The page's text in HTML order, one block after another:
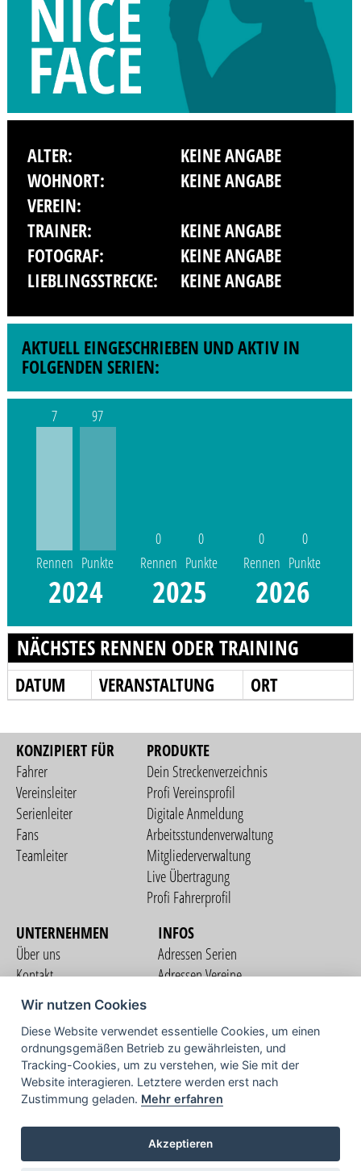
ALTER:
KEINE ANGABE
WOHNORT:
KEINE ANGABE
VEREIN:
TRAINER:
KEINE ANGABE
FOTOGRAF:
KEINE ANGABE
LIEBLINGSSTRECKE:
KEINE ANGABE
AKTUELL EINGESCHRIEBEN UND AKTIV IN
FOLGENDEN SERIEN:
7
Rennen
97
Punkte
2024
0
Rennen
0
Punkte
2025
0
Rennen
0
Punkte
2026
NÄCHSTES RENNEN ODER TRAINING
DATUM VERANSTALTUNG ORT
KONZIPIERT FÜR
Fahrer
Vereinsleiter
Serienleiter
Fans
Teamleiter
PRODUKTE
Dein Streckenverzeichnis
Profi Vereinsprofil
Digitale Anmeldung
Arbeitsstundenverwaltung
Mitgliederverwaltung
Live Übertragung
Profi Fahrerprofil
UNTERNEHMEN
Über uns
Kontakt
Nutzungsbedingungen
Datenschutzerklärung
Impressum
INFOS
Adressen Serien
Adressen Vereine
COMMUNITY
TV
Wir nutzen Cookies
Diese Website verwendet essentielle Cookies, um einen
ordnungsgemäßen Betrieb zu gewährleisten, und
Tracking-Cookies, um zu verstehen, wie Sie mit der
Website interagieren. Letztere werden erst nach
Zustimmung geladen. Mehr erfahren
Akzeptieren